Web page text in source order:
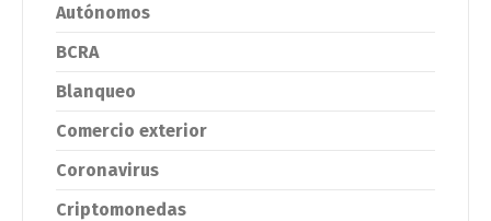
Autónomos
BCRA
Blanqueo
Comercio exterior
Coronavirus
Criptomonedas